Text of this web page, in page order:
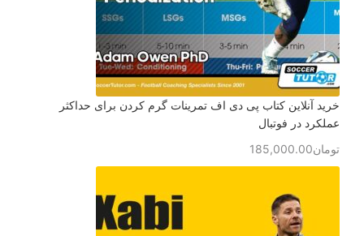
خرید آنلاین کتاب پی دی اف تمرینات گرم کردن برای حداکثر
عملکرد در فوتبال
تومان185,000.00